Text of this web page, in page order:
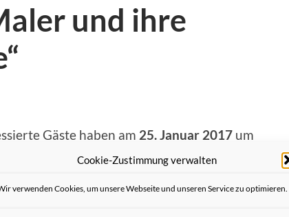
Cookie-Zustimmung verwalten
verwenden Cookies, um unsere Webseite und unseren Service zu optimieren.
und ihre
Gäste haben am 25. Januar 2017 um
die Gelegenheit, einen
Präsentation erleben zu können.
Klepper